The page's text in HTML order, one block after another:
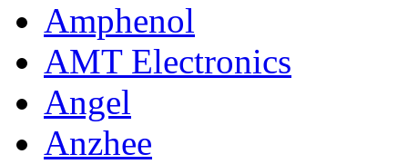
Amphenol
AMT Electronics
Angel
Anzhee